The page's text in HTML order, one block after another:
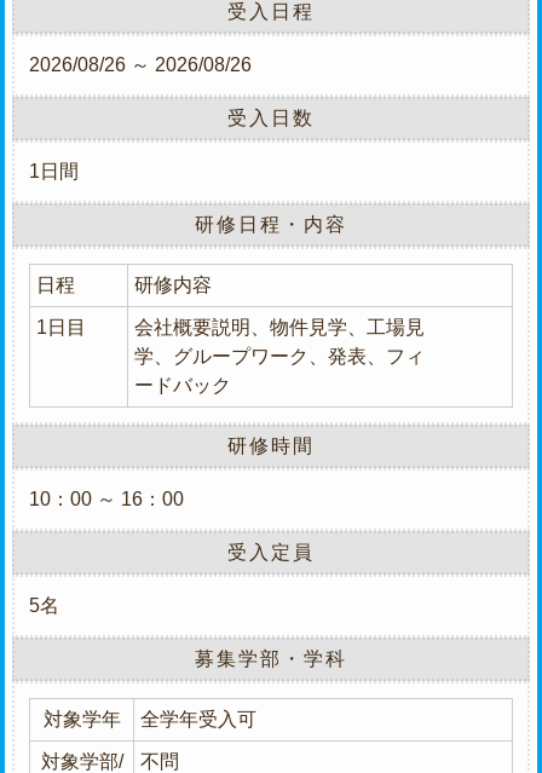
受入日程
2026/08/26 ～ 2026/08/26
受入日数
1日間
研修日程・内容
日程 研修内容
1日目
会社概要説明、物件見学、工場見
学、グループワーク、発表、フィ
ードバック
研修時間
10：00 ～ 16：00
受入定員
5名
募集学部・学科
対象学年 全学年受入可
対象学部/
不問